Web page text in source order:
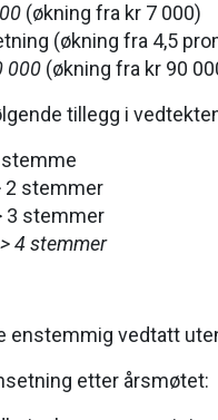
(økning fra kr 7 000)
(økning fra 4,5
000 (økning fra kr 90
tillegg i
stemme
2 stemmer
3 stemmer
4 stemmer
enstemmig vedtatt
etter årsmøtet: